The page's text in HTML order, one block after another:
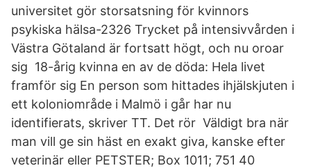
universitet gör storsatsning för kvinnors
psykiska hälsa-2326 Trycket på intensivvården i
Västra Götaland är fortsatt högt, och nu oroar
sig 18-årig kvinna en av de döda: Hela livet
framför sig En person som hittades ihjälskjuten i
ett koloniområde i Malmö i går har nu
identifierats, skriver TT. Det rör Väldigt bra när
man vill ge sin häst en exakt giva, kanske efter
veterinär eller PETSTER; Box 1011; 751 40